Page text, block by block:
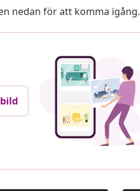
nedan för att komma igång.